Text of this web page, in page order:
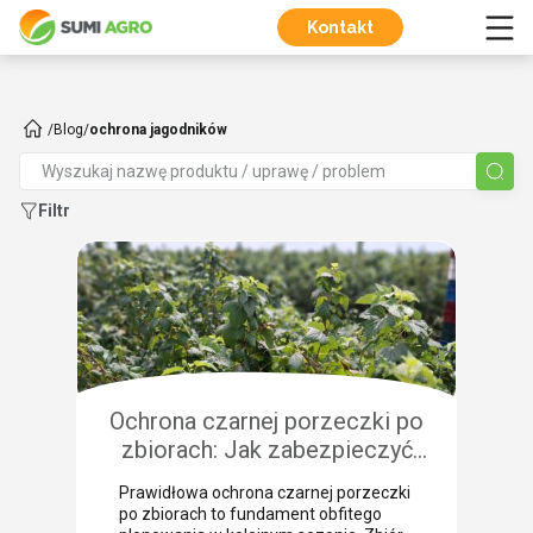
Kontakt
/Blog/ochrona jagodników
Filtr
Ochrona czarnej porzeczki po
zbiorach: Jak zabezpieczyć
plantację przed chorobami i
szkodnikami?
Prawidłowa ochrona czarnej porzeczki
po zbiorach to fundament obfitego